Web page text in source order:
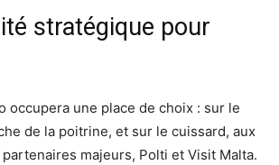
stratégique pour
occupera une place de choix : sur le
de la poitrine, et sur le cuissard, aux
majeurs, Polti et Visit Malta.